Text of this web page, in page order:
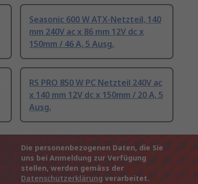
Seasonic 600 W ATX-Netzteil, 140
mm 240V ac x 86 mm 12V dc x
150mm / 46 A, 5 Ausg.
RS PRO 850 W PC Netzteil 240V ac
x 140 mm 12V dc x 150mm / 20 A, 5
Ausg.
Die personenbezogenen Daten, die Sie
uns bei Anmeldung zur Verfügung
stellen, werden gemäss der
Datenschutzerklärung verarbeitet.